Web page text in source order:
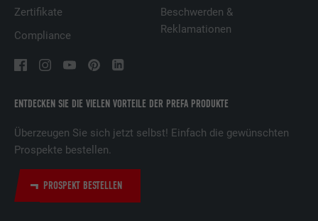
ENTDECKEN SIE DIE VIELEN VORTEILE DER PREFA PRODUKTE
Überzeugen Sie sich jetzt selbst! Einfach die gewünschten
Prospekte bestellen.
PROSPEKT BESTELLEN
Zertifikate
Compliance
Beschwerden &
Reklamationen